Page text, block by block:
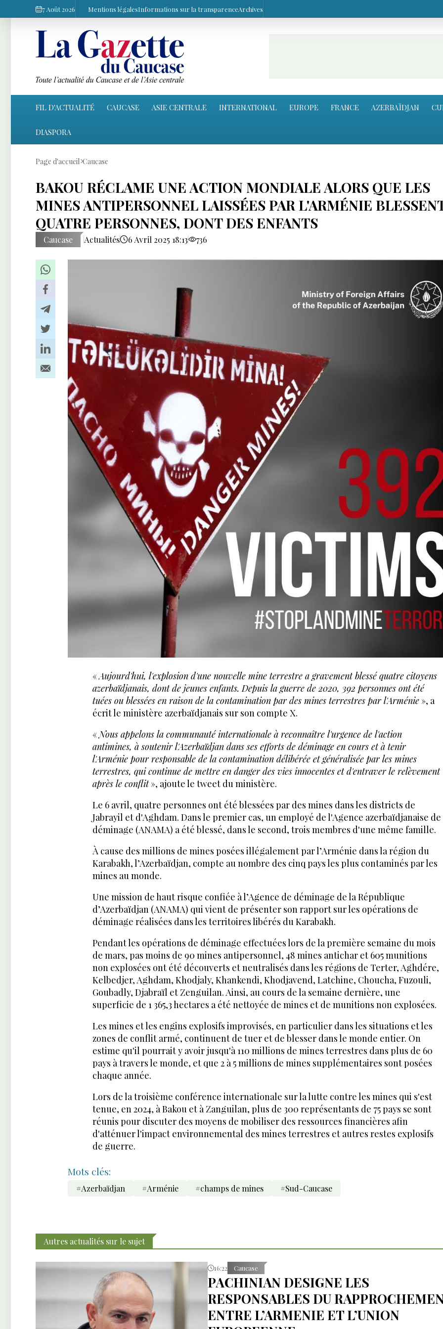
7 Août 2026 Mentions légalesInformations sur la transparenceArchives
FIL D'ACTUALITÉ CAUCASE ASIE CENTRALE INTERNATIONAL EUROPE FRANCE AZERBAÏDJAN
DIASPORA
Page d'accueil Caucase
BAKOU RÉCLAME UNE ACTION MONDIALE ALORS QUE LES
MINES ANTIPERSONNEL LAISSÉES PAR L'ARMÉNIE
QUATRE PERSONNES, DONT DES ENFANTS
Caucase Actualités 6 Avril 2025 18:13 736
« Aujourd'hui, l'explosion d'une nouvelle mine terrestre a gravement blessé quatre citoyens
azerbaïdjanais, dont de jeunes enfants. Depuis la guerre de 2020, 392 personnes ont été
tuées ou blessées en raison de la contamination par des mines terrestres par l'Arménie », a
écrit le ministère azerbaïdjanais sur son compte X.
« Nous appelons la communauté internationale à reconnaître l'urgence de l'action
antimines, à soutenir l'Azerbaïdjan dans ses efforts de déminage en cours et à tenir
l'Arménie pour responsable de la contamination délibérée et généralisée par les mines
terrestres, qui continue de mettre en danger des vies innocentes et d'entraver le relèvement
après le conflit», ajoute le tweet du ministère.
Le 6 avril, quatre personnes ont été blessées par des mines dans les districts de
Jabrayil et d'Aghdam. Dans le premier cas, un employé de l'Agence azerbaïdjanaise de
déminage (ANAMA) a été blessé, dans le second, trois membres d'une même famille.
À cause des millions de mines posées illégalement par l’Arménie dans la région du
Karabakh, l’Azerbaïdjan, compte au nombre des cinq pays les plus contaminés par les
mines au monde.
Une mission de haut risque confiée à l’Agence de déminage de la République
d’Azerbaïdjan (ANAMA) qui vient de présenter son rapport sur les opérations de
déminage réalisées dans les territoires libérés du Karabakh.
Pendant les opérations de déminage effectuées lors de la première semaine du mois
de mars, pas moins de 90 mines antipersonnel, 48 mines antichar et 605 munitions
non explosées ont été découverts et neutralisés dans les régions de Terter, Aghdére,
Kelbedjer, Aghdam, Khodjaly, Khankendi, Khodjavend, Latchine, Choucha, Fuzouli,
Goubadly, Djabraïl et Zenguilan. Ainsi, au cours de la semaine dernière, une
superficie de 1 365,3 hectares a été nettoyée de mines et de munitions non explosées.
Les mines et les engins explosifs improvisés, en particulier dans les situations et les
zones de conflit armé, continuent de tuer et de blesser dans le monde entier. On
estime qu'il pourrait y avoir jusqu'à 110 millions de mines terrestres dans plus de 60
pays à travers le monde, et que 2 à 5 millions de mines supplémentaires sont posées
chaque année.
Lors de la troisième conférence internationale sur la lutte contre les mines qui s'est
tenue, en 2024, à Bakou et à Zanguilan, plus de 300 représentants de 75 pays se sont
réunis pour discuter des moyens de mobiliser des ressources financières afin
d'atténuer l'impact environnemental des mines terrestres et autres restes explosifs
de guerre.
Mots clés:
#Azerbaïdjan #Arménie #champs de mines #Sud-Caucase
Autres actualités sur le sujet
16:22 Caucase
PACHINIAN DESIGNE LES
RESPONSABLES DU
ENTRE L’ARMENIE ET L’UNION